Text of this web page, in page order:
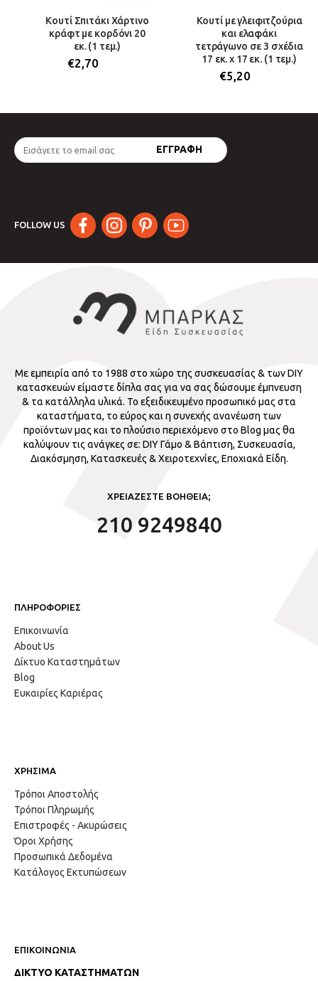
Κουτί Σπιτάκι Χάρτινο
κράφτ με κορδόνι 20
εκ. (1 τεμ.)
€2,70
Κουτί με γλειφιτζούρια
και ελαφάκι
τετράγωνο σε 3 σχέδια
17 εκ. x 17 εκ. (1 τεμ.)
€5,20
FOLLOW US
Με εμπειρία από το 1988 στο χώρο της συσκευασίας & των DIY
κατασκευών είμαστε δίπλα σας για να σας δώσουμε έμπνευση
& τα κατάλληλα υλικά. Το εξειδικευμένο προσωπικό μας στα
καταστήματα, το εύρος και η συνεχής ανανέωση των
προϊόντων μας και το πλούσιο περιεχόμενο στο Blog μας θα
καλύψουν τις ανάγκες σε: DIY Γάμο & Βάπτιση, Συσκευασία,
Διακόσμηση, Κατασκευές & Χειροτεχνίες, Εποχιακά Είδη.
ΧΡΕΙΑΖΕΣΤΕ ΒΟΗΘΕΙΑ;
210 9249840
ΠΛΗΡΟΦΟΡΙΕΣ
Επικοινωνία
About Us
Δίκτυο Καταστημάτων
Blog
Ευκαιρίες Καριέρας
ΧΡΗΣΙΜΑ
Τρόποι Αποστολής
Τρόποι Πληρωμής
Επιστροφές - Ακυρώσεις
Όροι Χρήσης
Προσωπικά Δεδομένα
Κατάλογος Εκτυπώσεων
ΕΠΙΚΟΙΝΩΝΙΑ
ΔΙΚΤΥΟ ΚΑΤΑΣΤΗΜΑΤΩΝ